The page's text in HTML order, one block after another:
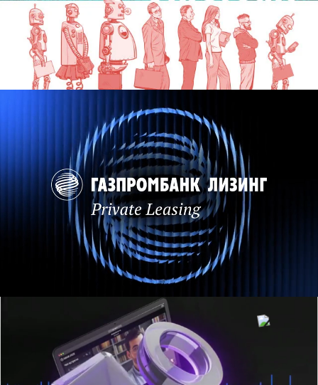
Разработать серию презентаций
Ознакомить премиальных клиентов с
условиями лизинга